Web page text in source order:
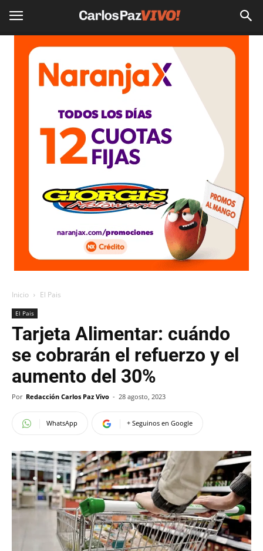
Inicio El Pais
El Pais
Tarjeta Alimentar: cuándo
se cobrarán el refuerzo y el
aumento del 30%
Por Redacción Carlos Paz Vivo - 28 agosto, 2023
WhatsApp + Seguinos en Google